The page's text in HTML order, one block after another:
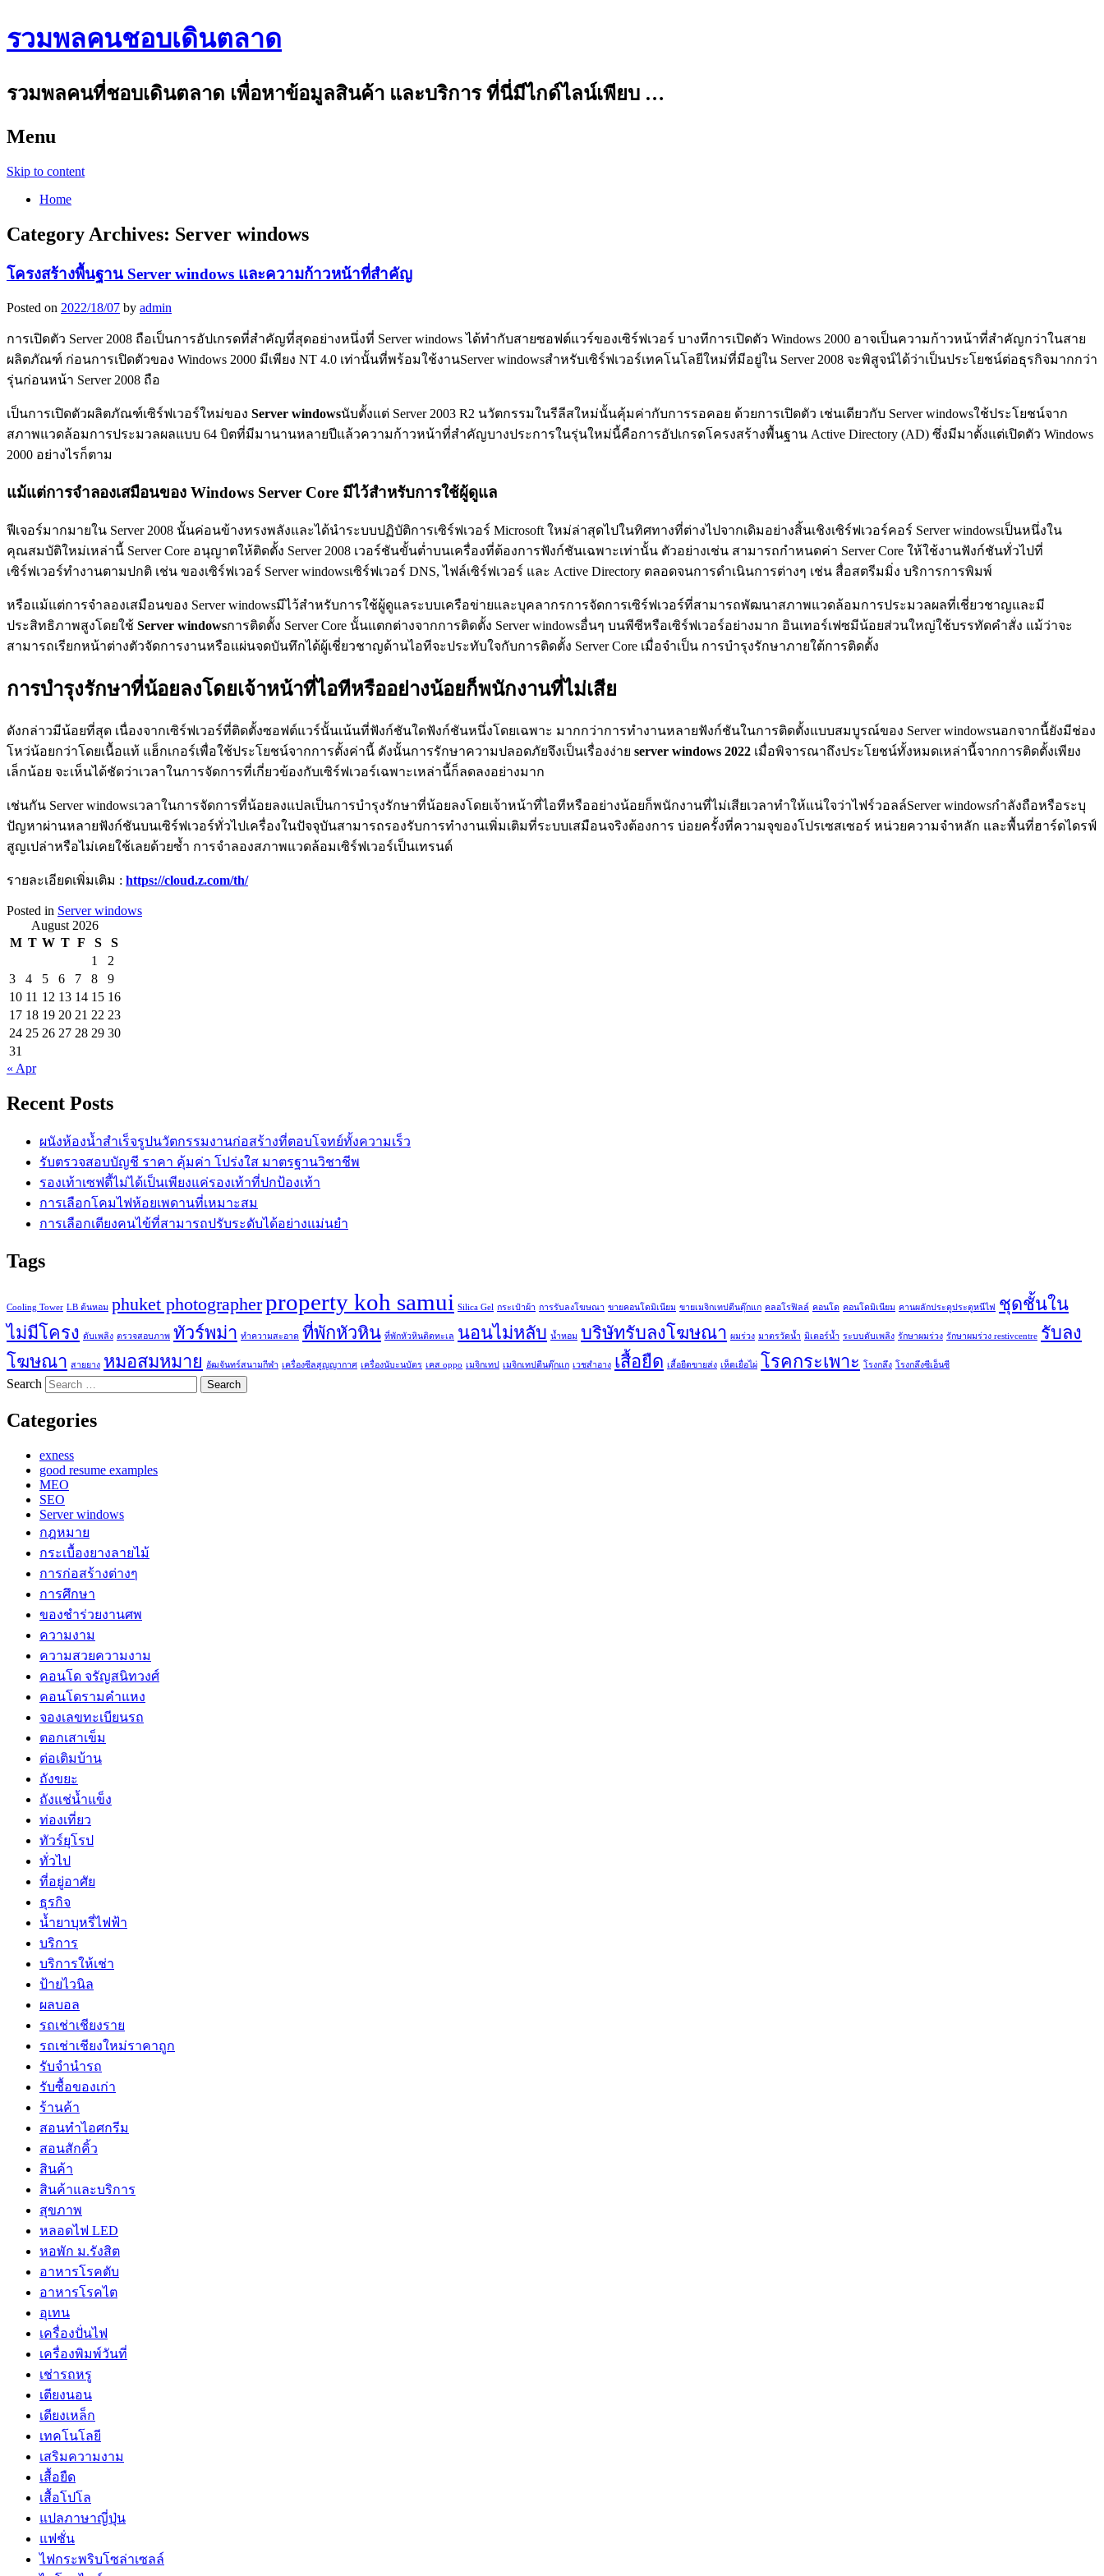
รวมพลคนชอบเดินตลาด
รวมพลคนที่ชอบเดินตลาด เพื่อหาข้อมูลสินค้า และบริการ ที่นี่มีไกด์ไลน์เพียบ …
Menu
Skip to content
Home
Category Archives: Server windows
โครงสร้างพื้นฐาน Server windows และความก้าวหน้าที่สำคัญ
Posted on 2022/18/07 by admin
การเปิดตัว Server 2008 ถือเป็นการอัปเกรดที่สำคัญที่สุดอย่างหนึ่งที่ Server windows ได้ทำกับสายซอฟต์แวร์ของเซิร์ฟเวอร์ บางทีการเปิดตัว Windows 2000 อาจเป็นความก้าวหน้าที่สำคัญกว่าในสาย
ผลิตภัณฑ์ ก่อนการเปิดตัวของ Windows 2000 มีเพียง NT 4.0 เท่านั้นที่พร้อมใช้งานServer windowsสำหรับเซิร์ฟเวอร์เทคโนโลยีใหม่ที่มีอยู่ใน Server 2008 จะพิสูจน์ได้ว่าเป็นประโยชน์ต่อธุรกิจมากกว่า
รุ่นก่อนหน้า Server 2008 ถือ
เป็นการเปิดตัวผลิตภัณฑ์เซิร์ฟเวอร์ใหม่ของ Server windowsนับตั้งแต่ Server 2003 R2 นวัตกรรมในรีลีสใหม่นั้นคุ้มค่ากับการรอคอย ด้วยการเปิดตัว เช่นเดียวกับ Server windowsใช้ประโยชน์จาก
สภาพแวดล้อมการประมวลผลแบบ 64 บิตที่มีมานานหลายปีแล้วความก้าวหน้าที่สำคัญบางประการในรุ่นใหม่นี้คือการอัปเกรดโครงสร้างพื้นฐาน Active Directory (AD) ซึ่งมีมาตั้งแต่เปิดตัว Windows
2000 อย่างไรก็ตาม
แม้แต่การจำลองเสมือนของ Windows Server Core มีไว้สำหรับการใช้ผู้ดูแล
ฟีเจอร์มากมายใน Server 2008 นั้นค่อนข้างทรงพลังและได้นำระบบปฏิบัติการเซิร์ฟเวอร์ Microsoft ใหม่ล่าสุดไปในทิศทางที่ต่างไปจากเดิมอย่างสิ้นเชิงเซิร์ฟเวอร์คอร์ Server windowsเป็นหนึ่งใน
คุณสมบัติใหม่เหล่านี้ Server Core อนุญาตให้ติดตั้ง Server 2008 เวอร์ชันขั้นต่ำบนเครื่องที่ต้องการฟังก์ชันเฉพาะเท่านั้น ตัวอย่างเช่น สามารถกำหนดค่า Server Core ให้ใช้งานฟังก์ชันทั่วไปที่
เซิร์ฟเวอร์ทำงานตามปกติ เช่น ของเซิร์ฟเวอร์ Server windowsเซิร์ฟเวอร์ DNS, ไฟล์เซิร์ฟเวอร์ และ Active Directory ตลอดจนการดำเนินการต่างๆ เช่น สื่อสตรีมมิ่ง บริการการพิมพ์
หรือแม้แต่การจำลองเสมือนของ Server windowsมีไว้สำหรับการใช้ผู้ดูแลระบบเครือข่ายและบุคลากรการจัดการเซิร์ฟเวอร์ที่สามารถพัฒนาสภาพแวดล้อมการประมวลผลที่เชี่ยวชาญและมี
ประสิทธิภาพสูงโดยใช้ Server windowsการติดตั้ง Server Core นั้นแตกต่างจากการติดตั้ง Server windowsอื่นๆ บนพีซีหรือเซิร์ฟเวอร์อย่างมาก อินเทอร์เฟซมีน้อยส่วนใหญ่ใช้บรรทัดคำสั่ง แม้ว่าจะ
สามารถเรียกหน้าต่างตัวจัดการงานหรือแผ่นจดบันทึกได้ผู้เชี่ยวชาญด้านไอทีจะประทับใจกับการติดตั้ง Server Core เมื่อจำเป็น การบำรุงรักษาภายใต้การติดตั้ง
การบำรุงรักษาที่น้อยลงโดยเจ้าหน้าที่ไอทีหรืออย่างน้อยก็พนักงานที่ไม่เสีย
ดังกล่าวมีน้อยที่สุด เนื่องจากเซิร์ฟเวอร์ที่ติดตั้งซอฟต์แวร์นั้นเน้นที่ฟังก์ชันใดฟังก์ชันหนึ่งโดยเฉพาะ มากกว่าการทำงานหลายฟังก์ชันในการติดตั้งแบบสมบูรณ์ของ Server windowsนอกจากนี้ยังมีช่อง
โหว่น้อยกว่าโดยเนื้อแท้ แฮ็กเกอร์เพื่อใช้ประโยชน์จากการตั้งค่านี้ ดังนั้นการรักษาความปลอดภัยจึงเป็นเรื่องง่าย server windows 2022 เมื่อพิจารณาถึงประโยชน์ทั้งหมดเหล่านี้จากการติดตั้งเพียง
เล็กน้อย จะเห็นได้ชัดว่าเวลาในการจัดการที่เกี่ยวข้องกับเซิร์ฟเวอร์เฉพาะเหล่านี้ก็ลดลงอย่างมาก
เช่นกัน Server windowsเวลาในการจัดการที่น้อยลงแปลเป็นการบำรุงรักษาที่น้อยลงโดยเจ้าหน้าที่ไอทีหรืออย่างน้อยก็พนักงานที่ไม่เสียเวลาทำให้แน่ใจว่าไฟร์วอลล์Server windowsกำลังถือหรือระบุ
ปัญหาผ่านหลายฟังก์ชันบนเซิร์ฟเวอร์ทั่วไปเครื่องในปัจจุบันสามารถรองรับการทำงานเพิ่มเติมที่ระบบเสมือนจริงต้องการ บ่อยครั้งที่ความจุของโปรเซสเซอร์ หน่วยความจำหลัก และพื้นที่ฮาร์ดไดรฟ์
สูญเปล่าหรือไม่เคยใช้เลยด้วยซ้ำ การจำลองสภาพแวดล้อมเซิร์ฟเวอร์เป็นเทรนด์
รายละเอียดเพิ่มเติม : https://cloud.z.com/th/
Posted in Server windows
August 2026
M T W T F S
S
1
2
3
4 5 6 7 8
9
10 11 12 13 14 15 16
17 18 19 20 21 22 23
24 25 26 27 28 29 30
31
« Apr
Recent Posts
ผนังห้องน้ำสำเร็จรูปนวัตกรรมงานก่อสร้างที่ตอบโจทย์ทั้งความเร็ว
รับตรวจสอบบัญชี ราคา คุ้มค่า โปร่งใส มาตรฐานวิชาชีพ
รองเท้าเซฟตี้ไม่ได้เป็นเพียงแค่รองเท้าที่ปกป้องเท้า
การเลือกโคมไฟห้อยเพดานที่เหมาะสม
การเลือกเตียงคนไข้ที่สามารถปรับระดับได้อย่างแม่นยำ
Tags
Cooling Tower LB ต้นหอม phuket photographerproperty koh samui Silica Gel กระเป๋าผ้า การรับลงโฆษณา ขายคอนโดมิเนียม ขายเมจิกเทปตีนตุ๊กแก คลอโรฟิลล์ คอนโด คอนโดมิเนียม คานผลักประตูประตูหนีไฟ
ชุดชั้นใน
ไม่มีโครง ดับเพลิง ตรวจสอบภาพ ทัวร์พม่า ทำความสะอาด ที่พักหัวหิน ที่พักหัวหินติดทะเล นอนไม่หลับ น้ำหอม บริษัทรับลงโฆษณา ผมร่วง มาตรวัดน้ำ มิเตอร์น้ำ ระบบดับเพลิง รักษาผมร่วง รักษาผมร่วง restivcentre รับลง
โฆษณา สายยาง หมอสมหมาย อัฒจันทร์สนามกีฬา เครื่องซีลสูญญากาศ เครื่องนับะนบัตร เคส oppo เมจิกเทป เมจิกเทปตีนตุ๊กแก เวชสำอาง เสื้อยืด เสื้อยืดขายส่ง เห็ดเยื่อไผ่ โรคกระเพาะ โรงกลึง โรงกลึงซีเอ็นซี
Search
Categories
exness
good resume examples
MEO
SEO
Server windows
กฎหมาย
กระเบื้องยางลายไม้
การก่อสร้างต่างๆ
การศึกษา
ของชำร่วยงานศพ
ความงาม
ความสวยความงาม
คอนโด จรัญสนิทวงศ์
คอนโดรามคำแหง
จองเลขทะเบียนรถ
ตอกเสาเข็ม
ต่อเติมบ้าน
ถังขยะ
ถังแช่น้ำแข็ง
ท่องเที่ยว
ทัวร์ยุโรป
ทั่วไป
ที่อยู่อาศัย
ธุรกิจ
น้ำยาบุหรี่ไฟฟ้า
บริการ
บริการให้เช่า
ป้ายไวนิล
ผลบอล
รถเช่าเชียงราย
รถเช่าเชียงใหม่ราคาถูก
รับจำนำรถ
รับซื้อของเก่า
ร้านค้า
สอนทำไอศกรีม
สอนสักคิ้ว
สินค้า
สินค้าและบริการ
สุขภาพ
หลอดไฟ LED
หอพัก ม.รังสิต
อาหารโรคตับ
อาหารโรคไต
อุเทน
เครื่องปั่นไฟ
เครื่องพิมพ์วันที่
เช่ารถหรู
เตียงนอน
เตียงเหล็ก
เทคโนโลยี
เสริมความงาม
เสื้อยืด
เสื้อโปโล
แปลภาษาญี่ปุ่น
แฟชั่น
ไฟกระพริบโซล่าเซลล์